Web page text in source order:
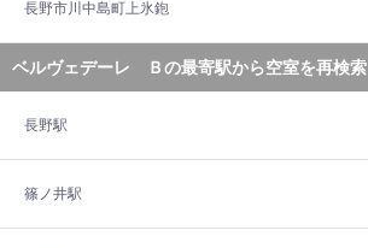
長野市川中島町上氷鉋
ベルヴェデーレ Ｂの最寄駅から空室を再検索
長野駅
篠ノ井駅